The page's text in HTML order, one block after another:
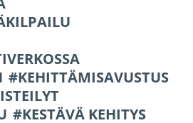
KEHITTÄMISAVUSTUS
KESTÄVÄ KEHITYS